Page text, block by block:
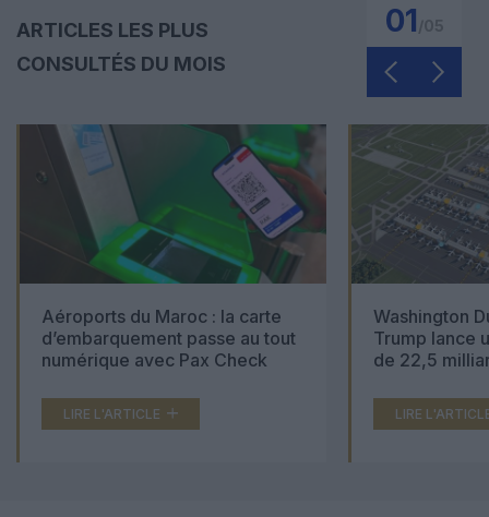
ARTICLES LES PLUS
CONSULTÉS DU MOIS
01
Aéroports du Maroc : la carte
d’embarquement passe au tout
numérique avec Pax Check
LIRE L'ARTICLE
Washington
Trump lance
de 22,5
LIRE